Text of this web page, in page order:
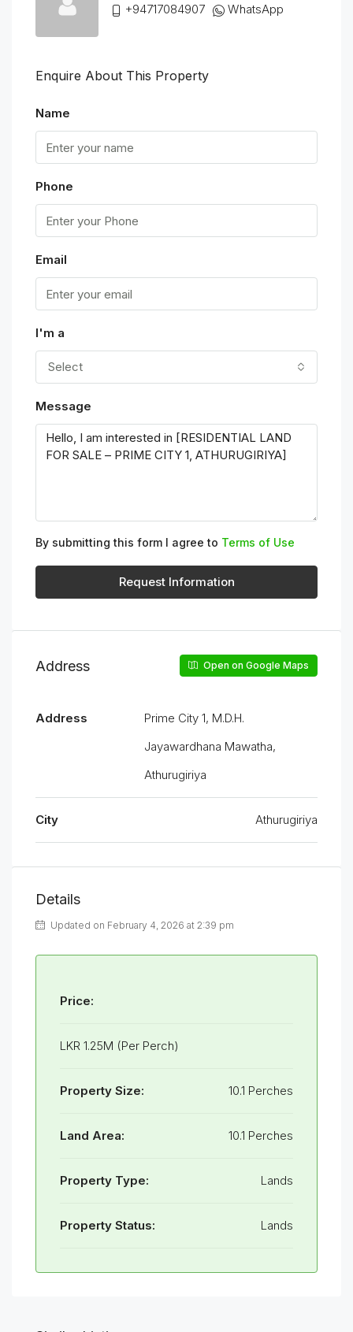
+94717084907
WhatsApp
Enquire About This Property
Name
Phone
Email
I'm a
Select
Message
By submitting this form I agree to Terms of Use
Request Information
Address Open on Google Maps
Address
Prime City 1, M.D.H.
Jayawardhana Mawatha,
Athurugiriya
City Athurugiriya
Details
Updated on February 4, 2026 at 2:39 pm
Price:
LKR 1.25M (Per Perch)
Property Size: 10.1 Perches
Land Area: 10.1 Perches
Property Type: Lands
Property Status: Lands